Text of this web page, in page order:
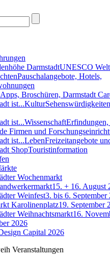
DarmstadtUNESCO
Pauschalangebote, Hotels,
Apps, Broschüren, Darmstadt
ist...Kultur
ist...Wissenschaft
Firmen und
ist...LebenFreizeitangebote
ShopTouristinformation
Wochenmarkt
15. + 16. August
Weinfest3. bis 6. September
Karolinenplatz19. September
Weihnachtsmarkt16.
2026
Capital 2026
Veranstaltungen